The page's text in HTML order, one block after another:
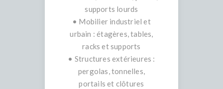
supports lourds
• Mobilier industriel et
urbain : étagères, tables,
racks et supports
• Structures extérieures :
pergolas, tonnelles,
portails et clôtures